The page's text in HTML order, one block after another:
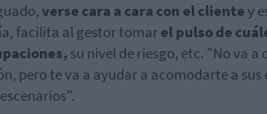
verse cara a cara con el clientey
facilita al gestor tomarel pulso de
su nivel de riesgo, etc. "No va
pero te va a ayudar a acomodarte a